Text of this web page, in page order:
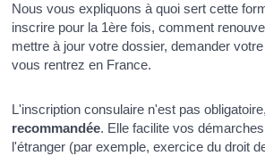
Nous vous expliquons à quoi sert cette
inscrire pour la 1ère fois, comment
mettre à jour votre dossier, demander
vous rentrez en France.
L'inscription consulaire n'est pas
recommandée. Elle facilite vos
l'étranger (par exemple, exercice du droit